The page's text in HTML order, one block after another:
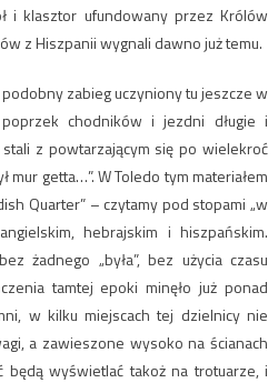
i klasztor ufundowany przez Królów
z Hiszpanii wygnali dawno już temu.
zabieg uczyniony tu jeszcze w
chodników i jezdni długie i
z powtarzającym się po wielekroć
mur getta…”. W Toledo tym materiałem
Quarter” – czytamy pod stopami „w
hebrajskim i hiszpańskim.
żadnego „była”, bez użycia czasu
tamtej epoki minęło już ponad
w kilku miejscach tej dzielnicy nie
a zawieszone wysoko na ścianach
będą wyświetlać takoż na trotuarze, i